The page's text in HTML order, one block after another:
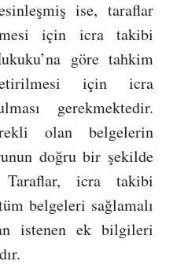
ise, taraflar
için icra takibi
göre tahkim
için icra
gerekmektedir.
olan belgelerin
doğru bir şekilde
Taraflar, icra takibi
belgeleri sağlamalı
istenen ek bilgileri